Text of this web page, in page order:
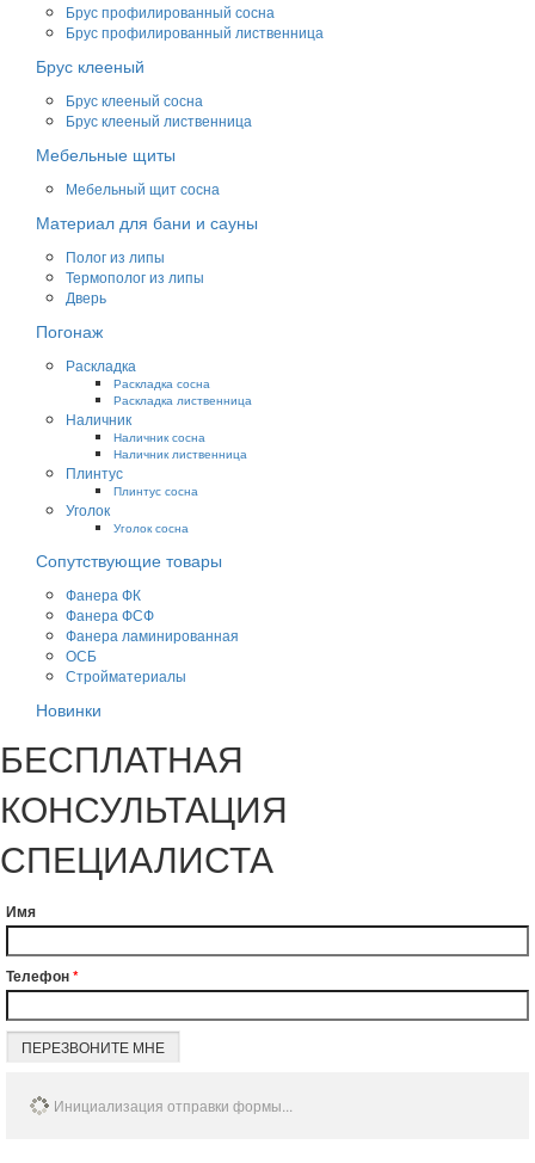
Брус профилированный сосна
Брус профилированный лиственница
Брус клееный
Брус клееный сосна
Брус клееный лиственница
Мебельные щиты
Мебельный щит сосна
Материал для бани и сауны
Полог из липы
Термополог из липы
Дверь
Погонаж
Раскладка
Раскладка сосна
Раскладка лиственница
Наличник
Наличник сосна
Наличник лиственница
Плинтус
Плинтус сосна
Уголок
Уголок сосна
Сопутствующие товары
Фанера ФК
Фанера ФСФ
Фанера ламинированная
ОСБ
Стройматериалы
Новинки
БЕСПЛАТНАЯ
КОНСУЛЬТАЦИЯ
СПЕЦИАЛИСТА
Имя
Телефон*
ПЕРЕЗВОНИТЕ МНЕ
Инициализация отправки формы...